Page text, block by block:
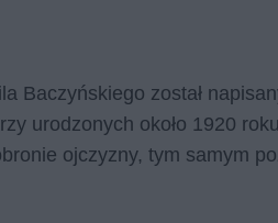
Baczyńskiego został
urodzonych około 1920
ojczyzny, tym samym